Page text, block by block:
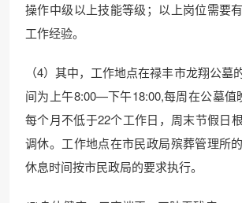
操作中级以上技能等级；以上岗位需要
工作经验。
（4）其中，工作地点在禄丰市龙翔公墓
间为上午8:00—下午18:00,每周在公墓值
每个月不低于22个工作日，周末节假日
调休。工作地点在市民政局殡葬管理所
休息时间按市民政局的要求执行。